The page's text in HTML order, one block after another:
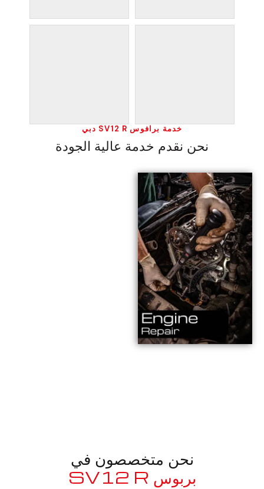
خدمة برافوس SV12 R دبي
نحن نقدم خدمة عالية الجودة
نحن متخصصون في
بربوس SV12 R